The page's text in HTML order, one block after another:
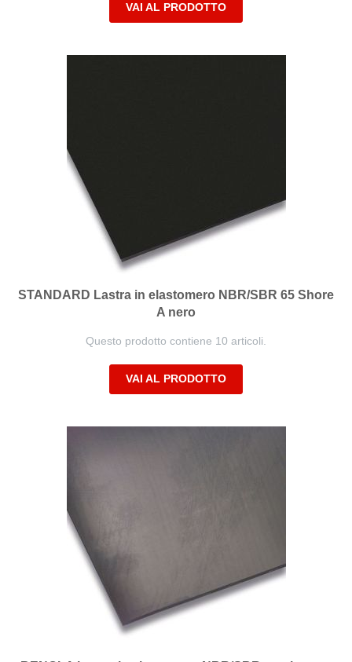
VAI AL PRODOTTO
STANDARD Lastra in elastomero NBR/SBR 65 Shore
A nero
Questo prodotto contiene 10 articoli.
VAI AL PRODOTTO